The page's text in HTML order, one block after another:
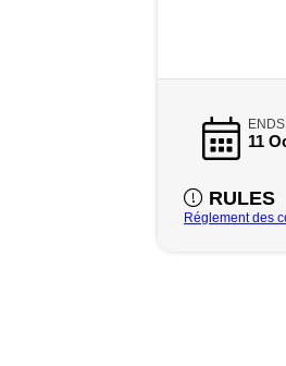
11
RULES
Réglement des